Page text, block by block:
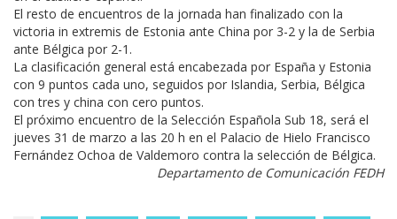
El resto de encuentros de la jornada han finalizado con la
victoria in extremis de Estonia ante China por 3-2 y la de Serbia
ante Bélgica por 2-1.
La clasificación general está encabezada por España y Estonia
con 9 puntos cada uno, seguidos por Islandia, Serbia, Bélgica
con tres y china con cero puntos.
El próximo encuentro de la Selección Española Sub 18, será el
jueves 31 de marzo a las 20 h en el Palacio de Hielo Francisco
Fernández Ochoa de Valdemoro contra la selección de Bélgica.
Departamento de Comunicación FEDH